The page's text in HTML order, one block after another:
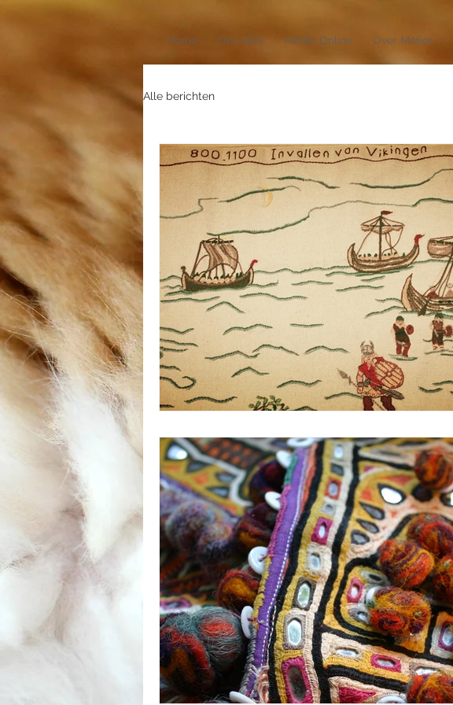
Home Ons idee Métier Online Over Métier
Alle berichten